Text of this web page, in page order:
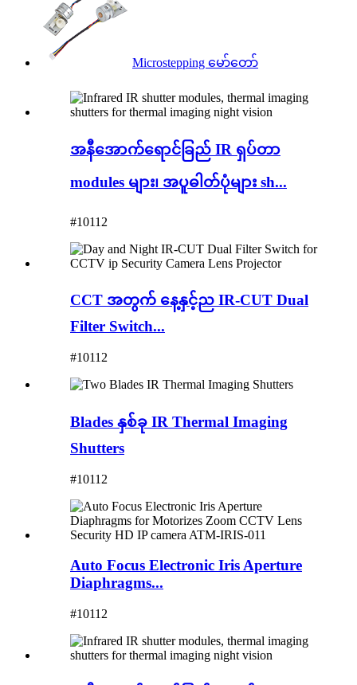
Microstepping မော်တော်
အနီအောက်ရောင်ခြည် IR ရှပ်တာ
modules များ၊ အပူဓါတ်ပုံများ sh...
#10112
CCT အတွက် နေ့နှင့်ည IR-CUT Dual
Filter Switch...
#10112
Blades နှစ်ခု IR Thermal Imaging
Shutters
#10112
Auto Focus Electronic Iris Aperture
Diaphragms...
#10112